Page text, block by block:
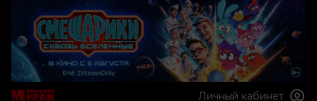
Личный кабинет